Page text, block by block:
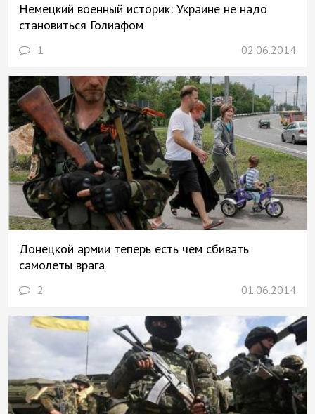
Немецкий военный историк: Украине не надо
становиться Голиафом
1 02.06.2014
Донецкой армии теперь есть чем сбивать
самолеты врага
2 01.06.2014